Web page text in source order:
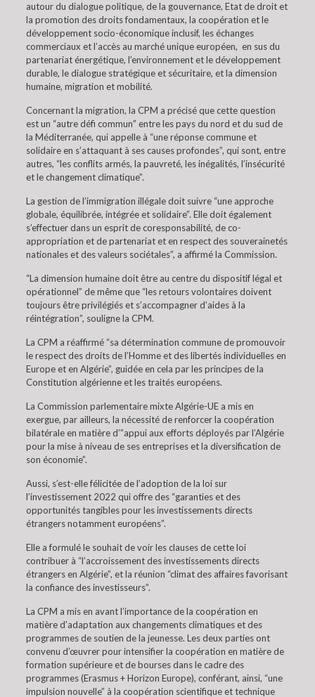
autour du dialogue politique, de la gouvernance, Etat de droit et
la promotion des droits fondamentaux, la coopération et le
développement socio-économique inclusif, les échanges
commerciaux et l’accès au marché unique européen, en sus du
partenariat énergétique, l’environnement et le développement
durable, le dialogue stratégique et sécuritaire, et la dimension
humaine, migration et mobilité.
Concernant la migration, la CPM a précisé que cette question
est un “autre défi commun” entre les pays du nord et du sud de
la Méditerranée, qui appelle à “une réponse commune et
solidaire en s’attaquant à ses causes profondes”, qui sont, entre
autres, “les conflits armés, la pauvreté, les inégalités, l’insécurité
et le changement climatique”.
La gestion de l’immigration illégale doit suivre “une approche
globale, équilibrée, intégrée et solidaire”. Elle doit également
s’effectuer dans un esprit de coresponsabilité, de co-
appropriation et de partenariat et en respect des souverainetés
nationales et des valeurs sociétales”, a affirmé la Commission.
“La dimension humaine doit être au centre du dispositif légal et
opérationnel” de même que “les retours volontaires doivent
toujours être privilégiés et s’accompagner d’aides à la
réintégration”, souligne la CPM.
La CPM a réaffirmé “sa détermination commune de promouvoir
le respect des droits de l’Homme et des libertés individuelles en
Europe et en Algérie”, guidée en cela par les principes de la
Constitution algérienne et les traités européens.
La Commission parlementaire mixte Algérie-UE a mis en
exergue, par ailleurs, la nécessité de renforcer la coopération
bilatérale en matière d’”appui aux efforts déployés par l’Algérie
pour la mise à niveau de ses entreprises et la diversification de
son économie”.
Aussi, s’est-elle félicitée de l’adoption de la loi sur
l’investissement 2022 qui offre des “garanties et des
opportunités tangibles pour les investissements directs
étrangers notamment européens”.
Elle a formulé le souhait de voir les clauses de cette loi
contribuer à “l’accroissement des investissements directs
étrangers en Algérie”, et la réunion “climat des affaires favorisant
la confiance des investisseurs”.
La CPM a mis en avant l’importance de la coopération en
matière d’adaptation aux changements climatiques et des
programmes de soutien de la jeunesse. Les deux parties ont
convenu d’œuvrer pour intensifier la coopération en matière de
formation supérieure et de bourses dans le cadre des
programmes (Erasmus + Horizon Europe), conférant, ainsi, “une
impulsion nouvelle” à la coopération scientifique et technique